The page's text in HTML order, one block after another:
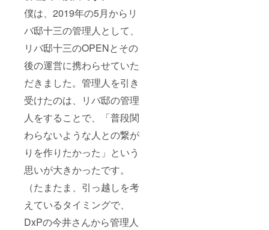
僕は、2019年の5月からリ
バ邸十三の管理人として、
リバ邸十三のOPENとその
後の運営に携わらせていた
だきました。管理人を引き
受けたのは、リバ邸の管理
人をすることで、「普段関
わらないような人との繋が
りを作りたかった」という
思いが大きかったです。
（たまたま、引っ越しを考
えているタイミングで、
DxPの今井さんから管理人